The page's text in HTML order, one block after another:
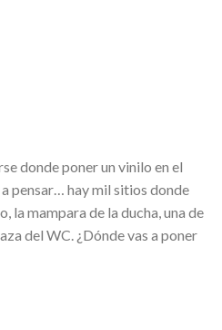
donde poner un vinilo en el
pensar… hay mil sitios donde
la mampara de la ducha, una de
del WC. ¿Dónde vas a poner